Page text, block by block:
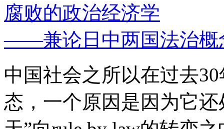
腐败的政治经济学
——兼论日中两国法治概
中国社会之所以在过去
态，一个原因是因为它